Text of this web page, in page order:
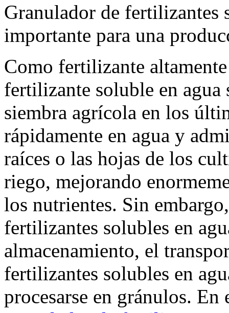
Granulador de fertilizantes
importante para una
Como fertilizante
fertilizante soluble en agua
siembra agrícola en los
rápidamente en agua y
raíces o las hojas de los
riego, mejorando
los nutrientes. Sin
fertilizantes solubles en
almacenamiento, el
fertilizantes solubles en
procesarse en gránulos. En